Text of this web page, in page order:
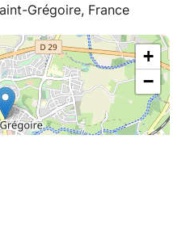
Grégoire, France
+
−